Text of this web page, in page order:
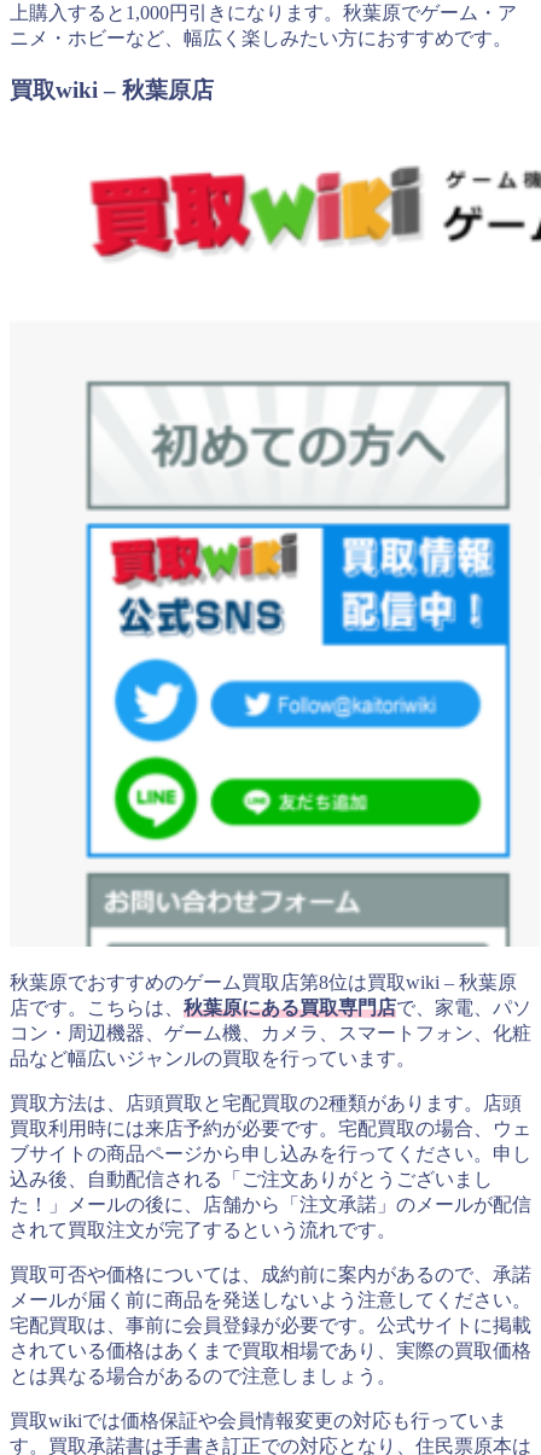
上購入すると1,000円引きになります。秋葉原でゲーム・ア
ニメ・ホビーなど、幅広く楽しみたい方におすすめです。
買取wiki – 秋葉原店
秋葉原でおすすめのゲーム買取店第8位は買取wiki – 秋葉原
店です。こちらは、 秋葉原にある買取専門店で、家電、パソ
コン・周辺機器、ゲーム機、カメラ、スマートフォン、化粧
品など幅広いジャンルの買取を行っています。
買取方法は、店頭買取と宅配買取の2種類があります。店頭
買取利用時には来店予約が必要です。宅配買取の場合、ウェ
ブサイトの商品ページから申し込みを行ってください。申し
込み後、自動配信される「ご注文ありがとうございまし
た！」メールの後に、店舗から「注文承諾」のメールが配信
されて買取注文が完了するという流れです。
買取可否や価格については、成約前に案内があるので、承諾
メールが届く前に商品を発送しないよう注意してください。
宅配買取は、事前に会員登録が必要です。公式サイトに掲載
されている価格はあくまで買取相場であり、実際の買取価格
とは異なる場合があるので注意しましょう。
買取wikiでは価格保証や会員情報変更の対応も行っていま
す。買取承諾書は手書き訂正での対応となり、住民票原本は